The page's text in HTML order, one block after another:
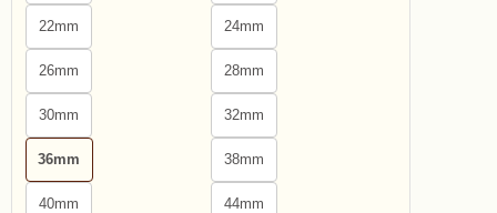
22mm 24mm
26mm 28mm
30mm 32mm
36mm 38mm
40mm 44mm